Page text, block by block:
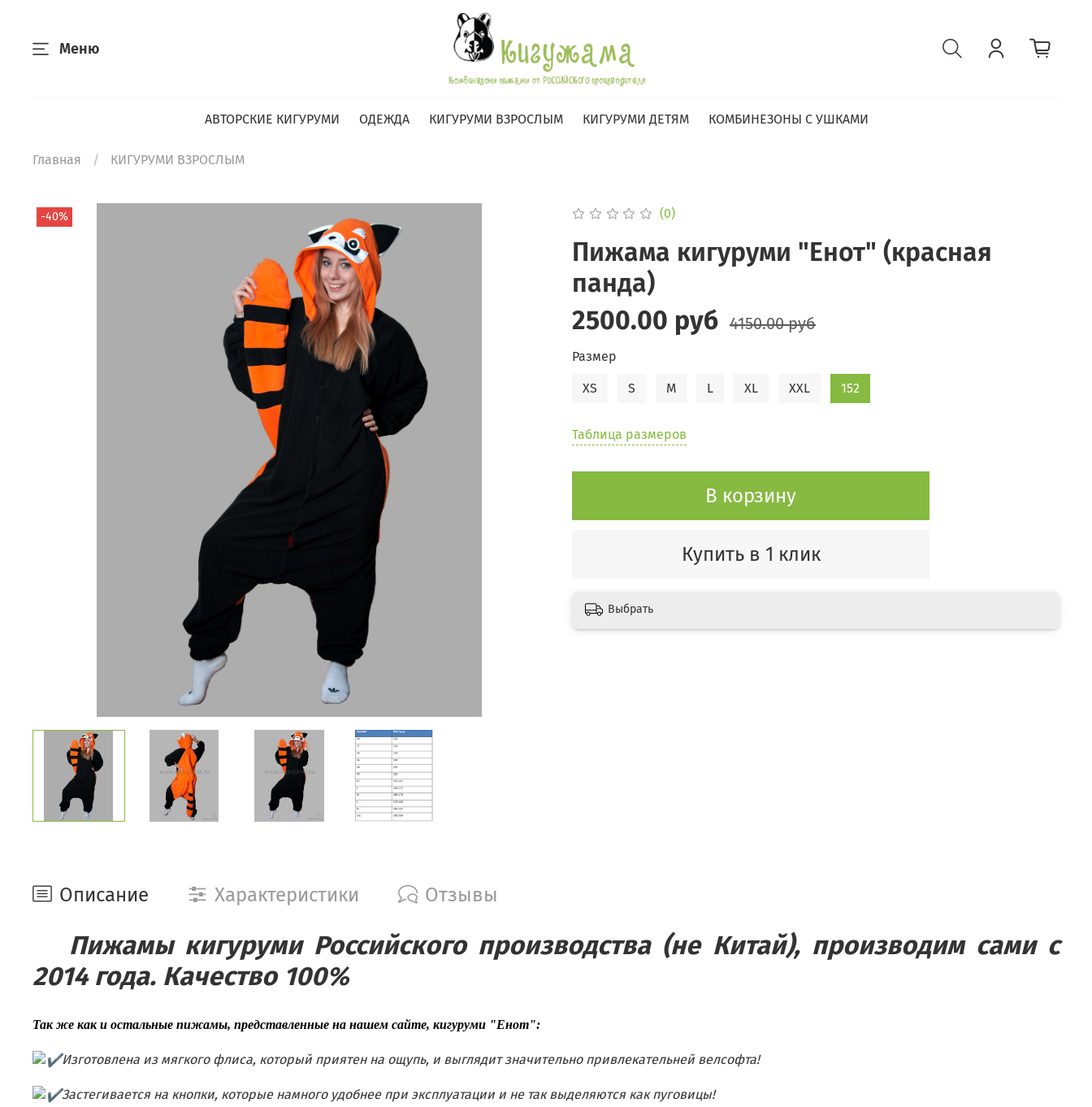
Меню
АВТОРСКИЕ КИГУРУМИ ОДЕЖДА КИГУРУМИ ВЗРОСЛЫМ КИГУРУМИ ДЕТЯМ КОМБИНЕЗОНЫ С УШКАМИ
Главная КИГУРУМИ ВЗРОСЛЫМ
-40% (0)
Пижама кигуруми "Енот" (красная
панда)
2500.00 руб 4150.00 руб
Таблица размеров
В корзину
Купить в 1 клик
Размер
XS S M L XL XXL 152
Выбрать
Описание Характеристики Отзывы
Пижамы кигуруми Российского производства (не Китай), производим сами с
2014 года. Качество 100%
Так же как и остальные пижамы, представленные на нашем сайте, кигуруми "Енот":
Изготовлена из мягкого флиса, который приятен на ощупь, и выглядит значительно привлекательней велсофта!
Застегивается на кнопки, которые намного удобнее при эксплуатации и не так выделяются как пуговицы!